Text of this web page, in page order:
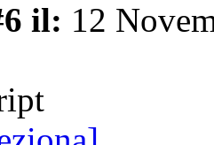
il: 12